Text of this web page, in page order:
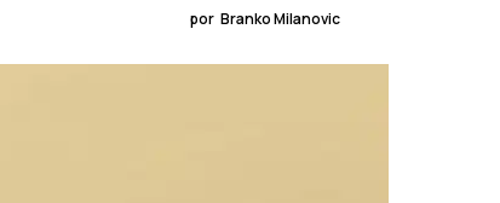
por Branko Milanovic